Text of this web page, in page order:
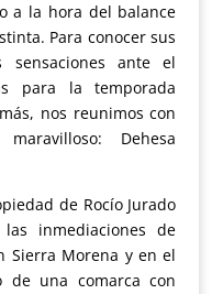
a la hora del balance
Para conocer sus
sensaciones ante el
para la temporada
nos reunimos con
Dehesa
de Rocío Jurado
inmediaciones de
Sierra Morena y en el
de una comarca con